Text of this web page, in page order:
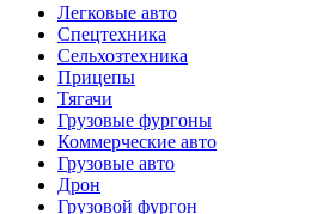
Легковые авто
Спецтехника
Сельхозтехника
Прицепы
Тягачи
Грузовые фургоны
Коммерческие авто
Грузовые авто
Дрон
Грузовой фургон